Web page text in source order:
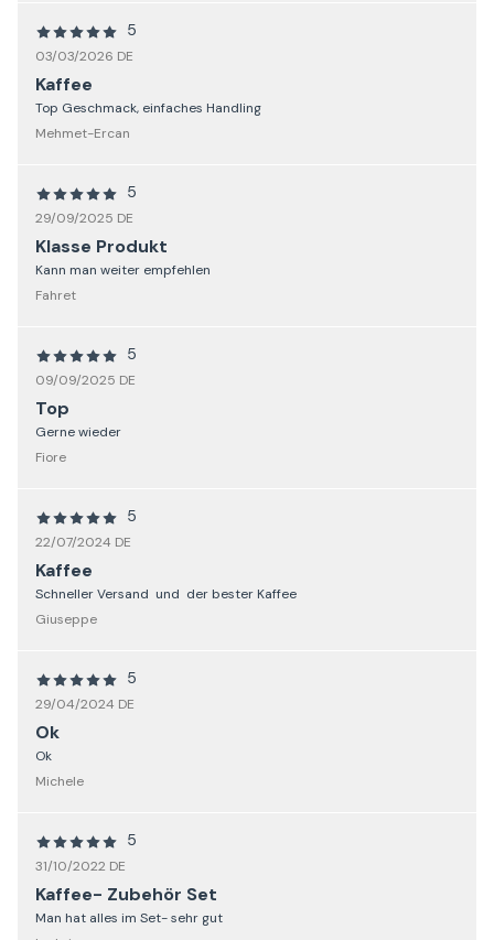
5
03/03/2026 DE
Kaffee
Top Geschmack, einfaches Handling
Mehmet-Ercan
5
29/09/2025 DE
Klasse Produkt
Kann man weiter empfehlen
Fahret
5
09/09/2025 DE
Top
Gerne wieder
Fiore
5
22/07/2024 DE
Kaffee
Schneller Versand und der bester Kaffee
Giuseppe
5
29/04/2024 DE
Ok
Ok
Michele
5
31/10/2022 DE
Kaffee- Zubehör Set
Man hat alles im Set- sehr gut